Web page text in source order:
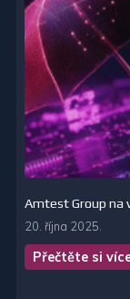
Amtest Group na
20. října 2025.
Přečtěte si